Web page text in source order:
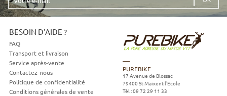
e-
mail
BESOIN D'AIDE ?
FAQ
Transport et livraison
Service après-vente
Contactez-nous
Politique de confidentialité
Conditions générales de vente
PUREBIKE
17 Avenue de Blossac
79400 St Maixent l'Ecole
Tél :09 72 29 11 33